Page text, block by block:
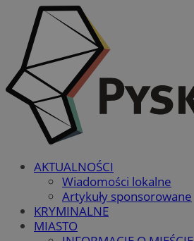
AKTUALNOŚCI
Wiadomości lokalne
Artykuły sponsorowane
KRYMINALNE
MIASTO